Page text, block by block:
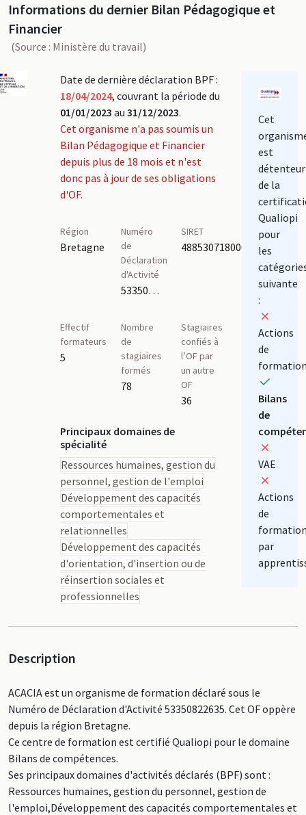
Informations du dernier Bilan Pédagogique et
Financier
(Source : Ministère du travail)
Date de dernière déclaration BPF :
18/04/2024, couvrant la période du
01/01/2023 au 31/12/2023.
Cet organisme n'a pas soumis un
Bilan Pédagogique et Financier
depuis plus de 18 mois et n'est
donc pas à jour de ses obligations
d'OF.
Région
Bretagne
Numéro
de
Déclaration
d'Activité
53350822635
SIRET
48853071800078
Effectif
formateurs
5
Nombre
de
stagiaires
formés
78
Stagiaires
confiés à
l’OF par
un autre
OF
36
Principaux domaines de
spécialité
Ressources humaines, gestion du
personnel, gestion de l'emploi
Développement des capacités
comportementales et
relationnelles
Développement des capacités
d'orientation, d'insertion ou de
réinsertion sociales et
professionnelles
Cet
est
détenteur
de la
Qualiopi
pour
les
suivante
:
Actions
de
Bilans
de
VAE
Actions
de
par
Description
ACACIA est un organisme de formation déclaré sous le
Numéro de Déclaration d'Activité 53350822635. Cet OF oppère
depuis la région Bretagne.
Ce centre de formation est certifié Qualiopi pour le domaine
Bilans de compétences.
Ses principaux domaines d'activités déclarés (BPF) sont :
Ressources humaines, gestion du personnel, gestion de
l'emploi,Développement des capacités comportementales et